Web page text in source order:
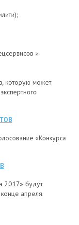
и
которую может
«Конкурса
2017» будут
апреля.